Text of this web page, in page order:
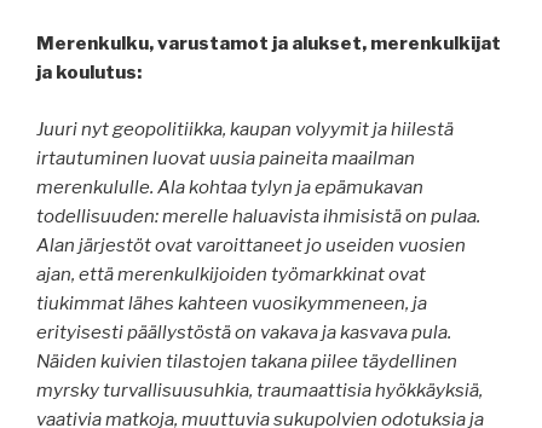
Merenkulku, varustamot ja alukset, merenkulkijat
ja koulutus:
Juuri nyt geopolitiikka, kaupan volyymit ja hiilestä
irtautuminen luovat uusia paineita maailman
merenkululle. Ala kohtaa tylyn ja epämukavan
todellisuuden: merelle haluavista ihmisistä on pulaa.
Alan järjestöt ovat varoittaneet jo useiden vuosien
ajan, että merenkulkijoiden työmarkkinat ovat
tiukimmat lähes kahteen vuosikymmeneen, ja
erityisesti päällystöstä on vakava ja kasvava pula.
Näiden kuivien tilastojen takana piilee täydellinen
myrsky turvallisuusuhkia, traumaattisia hyökkäyksiä,
vaativia matkoja, muuttuvia sukupolvien odotuksia ja